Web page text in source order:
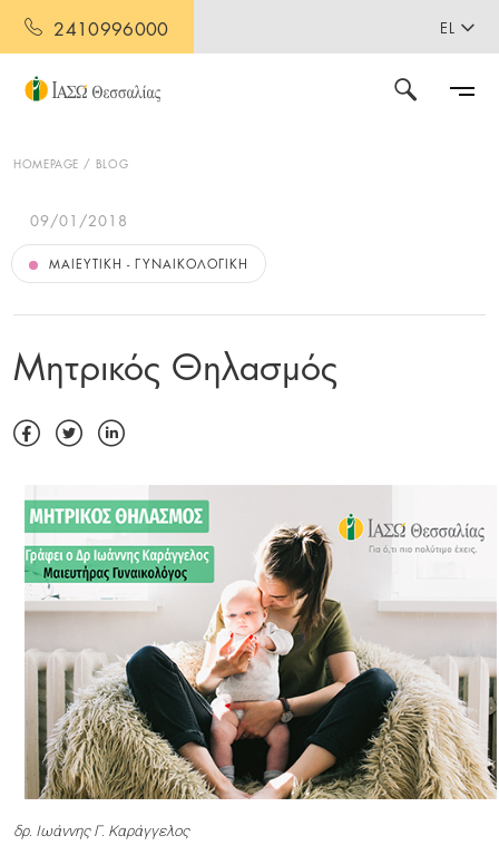
2410996000 EL
HOMEPAGE BLOG
09/01/2018
ΜΑΙΕΥΤΙΚΉ - ΓΥΝΑΙΚΟΛΟΓΙΚΉ
Μητρικός Θηλασμός
δρ. Ιωάννης Γ. Καράγγελος